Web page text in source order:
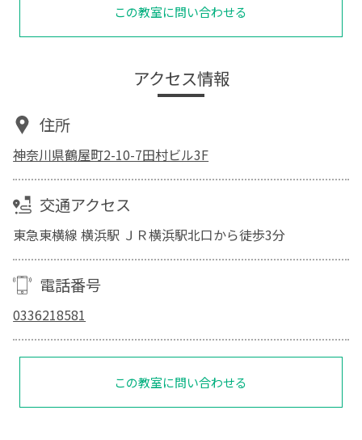
この教室に問い合わせる
アクセス情報
住所
神奈川県鶴屋町2-10-7田村ビル3F
交通アクセス
東急東横線 横浜駅 ＪＲ横浜駅北口から徒歩3分
電話番号
0336218581
この教室に問い合わせる